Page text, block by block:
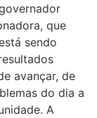
que
sendo
avançar, de
do dia a
A